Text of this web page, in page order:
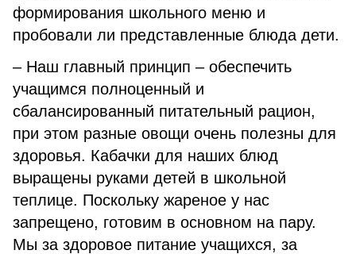
формирования школьного меню и
пробовали ли представленные блюда дети.
– Наш главный принцип – обеспечить
учащимся полноценный и
сбалансированный питательный рацион,
при этом разные овощи очень полезны для
здоровья. Кабачки для наших блюд
выращены руками детей в школьной
теплице. Поскольку жареное у нас
запрещено, готовим в основном на пару.
Мы за здоровое питание учащихся, за